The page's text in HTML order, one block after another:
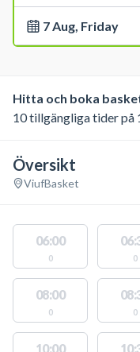
7 Aug, Friday
Hitta och boka
10 tillgängliga tider på
Översikt
ViufBasket
06:00
0 0
08:00
0 0
10:00